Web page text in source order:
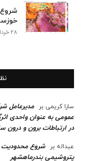
28 خرداد 1405
سارا کریمی بر
مدیرعامل
عمومی به عنوان واحدی
در ارتباطات برون و درون
عبداله بر
شروع محدودیت
پتروشیمی بندرماهشهر